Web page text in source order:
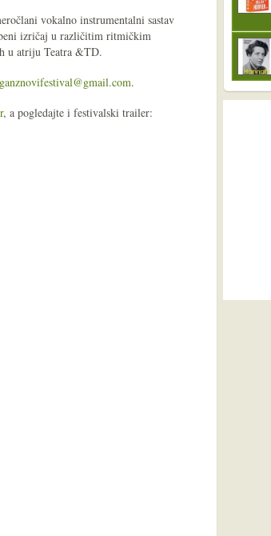
vokalno instrumentalni sastav
izričaj u različitim ritmičkim
u atriju Teatra &TD.
ganznovifestival@gmail.com.
, a pogledajte i festivalski trailer: